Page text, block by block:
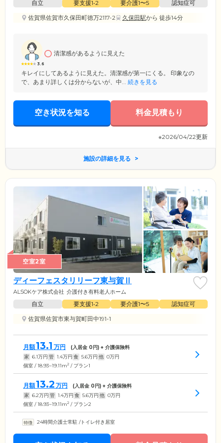
自立 要支援1•2 要介護1〜5
認知症可
佐賀県佐賀市久保田町徳万2117-2
久保田駅から 徒歩14分
3.6
清潔感があるように見えた
キレイにしてあるように見えた。清潔感が第一にくる。 印象なの
で、あまり詳しくは分からないが、中... 続きを見る
空き状況を知る 料金見積もり
※2026/04/22更新
施設の詳細を見る
空室2室
ディーフェスタリリーフ東与賀Ⅱ
ALSOKケア株式会社 介護付き有料老人ホーム
自立 要支援1•2 要介護1〜5
認知症可
佐賀県佐賀市東与賀町田中191-1
月額13.1 万円 (入居金 0 円) + 介護保険料
家 6.1万円 管 1.4万円 食 5.6万円 他 0万円
個室 / 18.93~19.11m2 / プラン1
月額13.2 万円 (入居金 0 円) + 介護保険料
家 6.2万円 管 1.4万円 食 5.6万円 他 0万円
個室 / 18.93~19.11m2 / プラン2
24時間介護士常駐 /トイレ付き居室